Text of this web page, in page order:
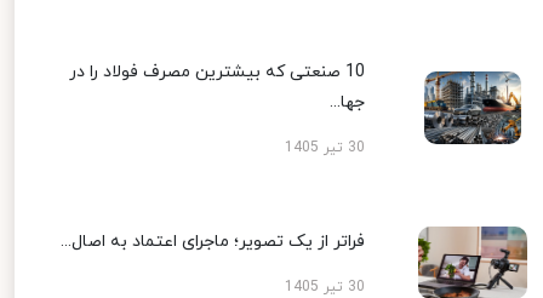
10 صنعتی که بیشترین مصرف فولاد را در
جها...
30 تیر 1405
فراتر از یک تصویر؛ ماجرای اعتماد به اصال...
30 تیر 1405